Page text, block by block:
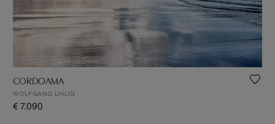
CORDOAMA
WOLFGANG UHLIG
€ 7.090